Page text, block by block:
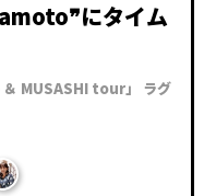
にタイム
MUSASHI tour」 ラグ